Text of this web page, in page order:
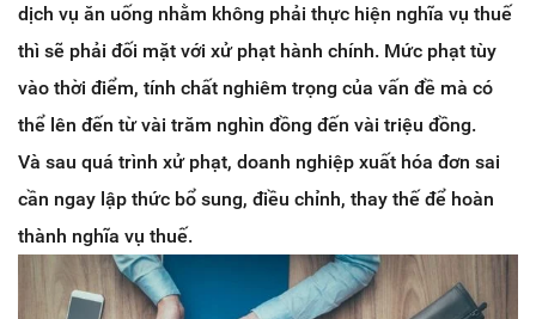
dịch vụ ăn uống nhằm không phải thực hiện nghĩa vụ thuế
thì sẽ phải đối mặt với xử phạt hành chính. Mức phạt tùy
vào thời điểm, tính chất nghiêm trọng của vấn đề mà có
thể lên đến từ vài trăm nghìn đồng đến vài triệu đồng.
Và sau quá trình xử phạt, doanh nghiệp xuất hóa đơn sai
cần ngay lập thức bổ sung, điều chỉnh, thay thế để hoàn
thành nghĩa vụ thuế.